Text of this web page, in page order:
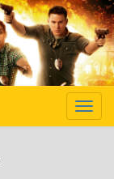
Toggle